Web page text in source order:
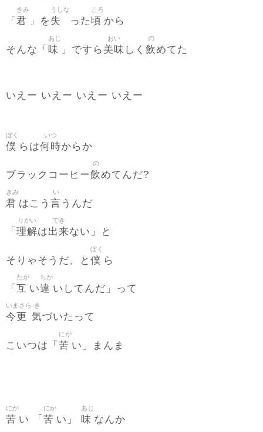
「 君
きみ
」を失
うしな
った頃
ころ
から
そんな「 味
あじ
」ですら 美味
おい
しく 飲
の
めてた
いえー いえー いえー いえー
僕
ぼく
らは何時
いつ
からか
ブラックコーヒー飲
の
めてんだ?
君
きみ
はこう 言
い
うんだ
「 理解
りかい
は出来
でき
ない」と
そりゃそうだ、と 僕
ぼく
ら
「 互
たが
い違
ちが
いしてんだ」って
今更
いまさら
気
き
づいたって
こいつは「 苦
にが
い」まんま
苦
にが
い 「 苦
にが
い」 味
あじ
なんか